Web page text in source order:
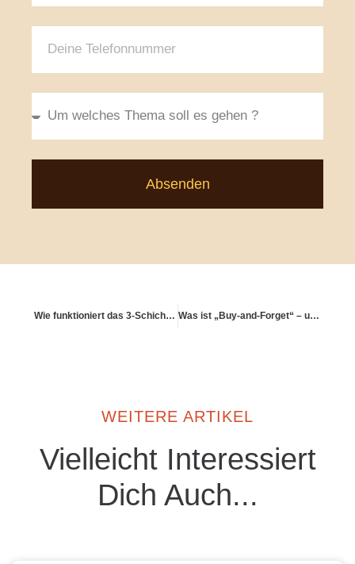
Absenden
Wie funktioniert das 3-Schichten-Modell in Deutschland? Was ist „Buy-and-Forget“ – und wie kann es zur Ruhe im Depot führen?
WEITERE ARTIKEL
Vielleicht Interessiert
Dich Auch...